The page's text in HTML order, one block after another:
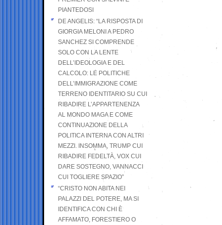
PIANTEDOSI
DE ANGELIS: “LA RISPOSTA DI
GIORGIA MELONI A PEDRO
SANCHEZ SI COMPRENDE
SOLO CON LA LENTE
DELL’IDEOLOGIA E DEL
CALCOLO: LE POLITICHE
DELL’IMMIGRAZIONE COME
TERRENO IDENTITARIO SU CUI
RIBADIRE L’APPARTENENZA
AL MONDO MAGA E COME
CONTINUAZIONE DELLA
POLITICA INTERNA CON ALTRI
MEZZI. INSOMMA, TRUMP CUI
RIBADIRE FEDELTÀ, VOX CUI
DARE SOSTEGNO, VANNACCI
CUI TOGLIERE SPAZIO”
“CRISTO NON ABITA NEI
PALAZZI DEL POTERE, MA SI
IDENTIFICA CON CHI È
AFFAMATO, FORESTIERO O